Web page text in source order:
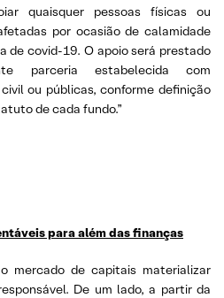
quaisquer pessoas físicas ou
por ocasião de calamidade
de covid-19. O apoio será prestado
parceria estabelecida com
ou públicas, conforme definição
de cada fundo.”
para além das finanças
mercado de capitais materializar
De um lado, a partir da